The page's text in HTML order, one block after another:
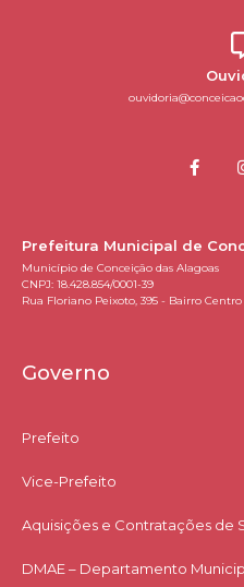
Prefeitura Municipal de
Município de Conceição das Alagoas
CNPJ: 18.428.854/0001-39
Rua Floriano Peixoto, 395 - Bairro Centro
Governo
Prefeito
Vice-Prefeito
Aquisições e Contratações de
DMAE – Departamento